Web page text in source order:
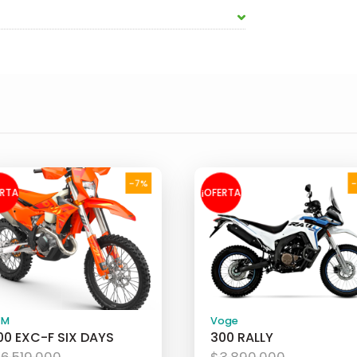
-7%
EXC-F SIX DAYS
-
¡OFERTA
!
Voge
300 RALLY